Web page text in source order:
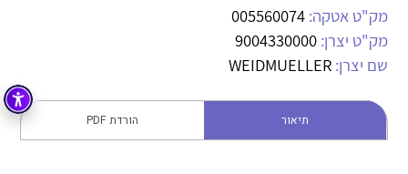
והפצה של מוצרי
מיתוג, בקרה , ואינסטלציה חשמלית ופעילה ב7 תחומים:
חשמל מיתוג ואינסטלציה חשמלית
בקרה
זיוודלכל מוצרי היצרן לכל מוצרי היצרן
מק"ט אטקה: 005560074
מק"ט יצרן: 9004330000
שם יצרן: WEIDMUELLER
תיאור הורדת PDF